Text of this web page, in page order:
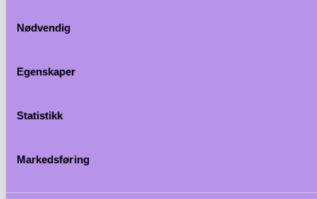
Nødvendig
Egenskaper
Statistikk
Markedsføring